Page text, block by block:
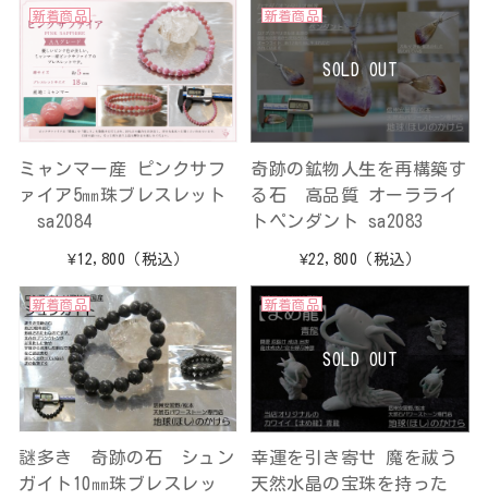
新着商品
ミャンマー産 ピンクサフ
ァイア5㎜珠ブレスレット
sa2084
¥12,800 （税込）
新着商品
SOLD OUT
奇跡の鉱物人生を再構築す
る石 高品質 オーラライ
トペンダント sa2083
¥22,800 （税込）
新着商品
謎多き 奇跡の石 シュン
ガイト10㎜珠ブレスレッ
新着商品
SOLD OUT
幸運を引き寄せ 魔を祓う
天然水晶の宝珠を持った